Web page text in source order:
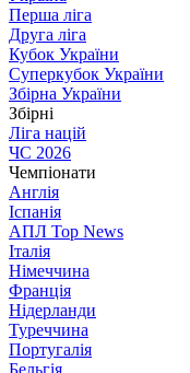
Перша ліга
Друга ліга
Кубок України
Суперкубок України
Збірна України
Збірні
Ліга націй
ЧС 2026
Чемпіонати
Англія
Іспанія
АПЛ Top News
Італія
Німеччина
Франція
Нідерланди
Туреччина
Португалія
Бельгія